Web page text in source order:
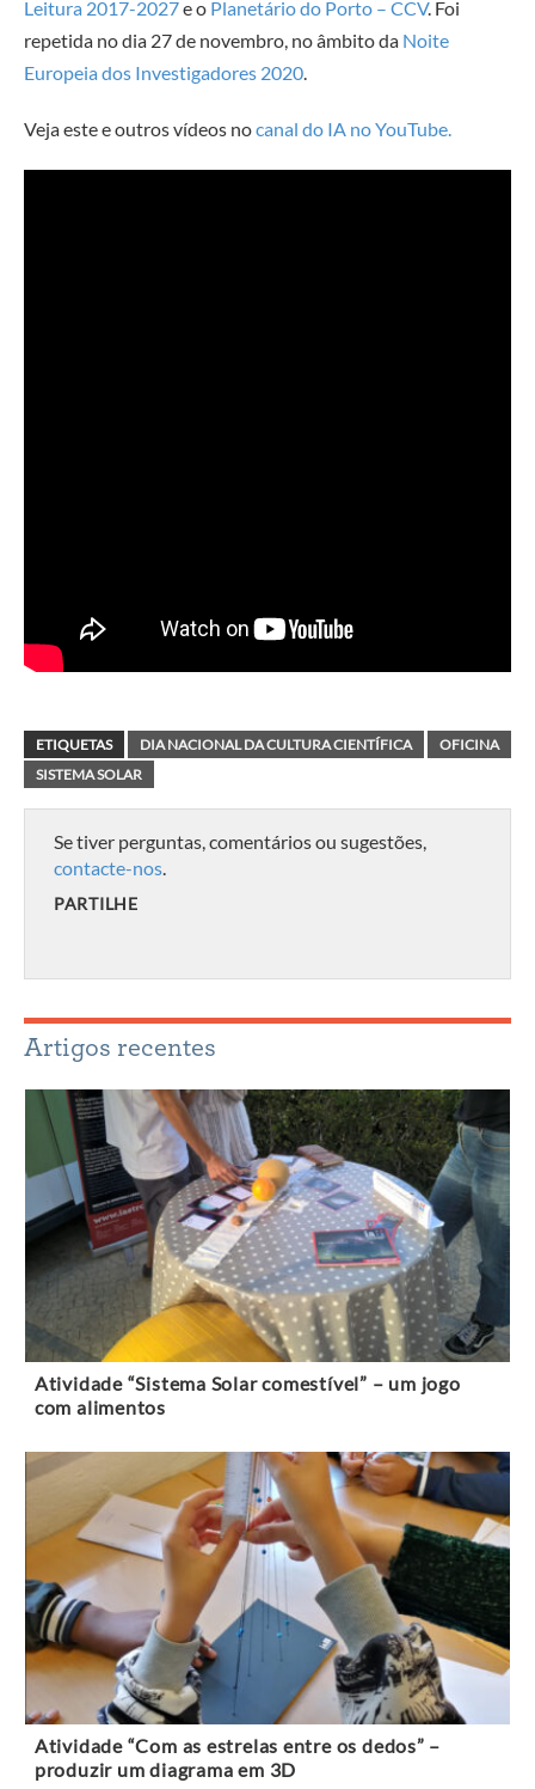
Leitura 2017-2027e o Planetário do Porto – CCV. Foi
repetida no dia 27 de novembro, no âmbito da Noite
Europeia dos Investigadores 2020
Veja este e outros vídeos nocanal do IA no YouTube.
ETIQUETAS DIA NACIONAL DA CULTURA CIENTÍFICA
OFICINA
SISTEMA SOLAR
Se tiver perguntas, comentários ou sugestões,
contacte-nos.
PARTILHE
Artigos recentes
Atividade “Sistema Solar comestível” – um jogo
com alimentos
Atividade “Com as estrelas entre os dedos” –
produzir um diagrama em 3D